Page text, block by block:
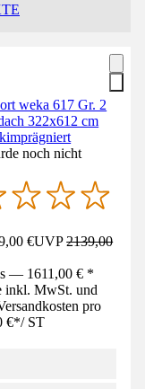
weka 617 Gr. 2
322x612 cm
noch nicht
€UVP2139,00
— 1611,00 € *
inkl. MwSt. und
pro
€*/ ST